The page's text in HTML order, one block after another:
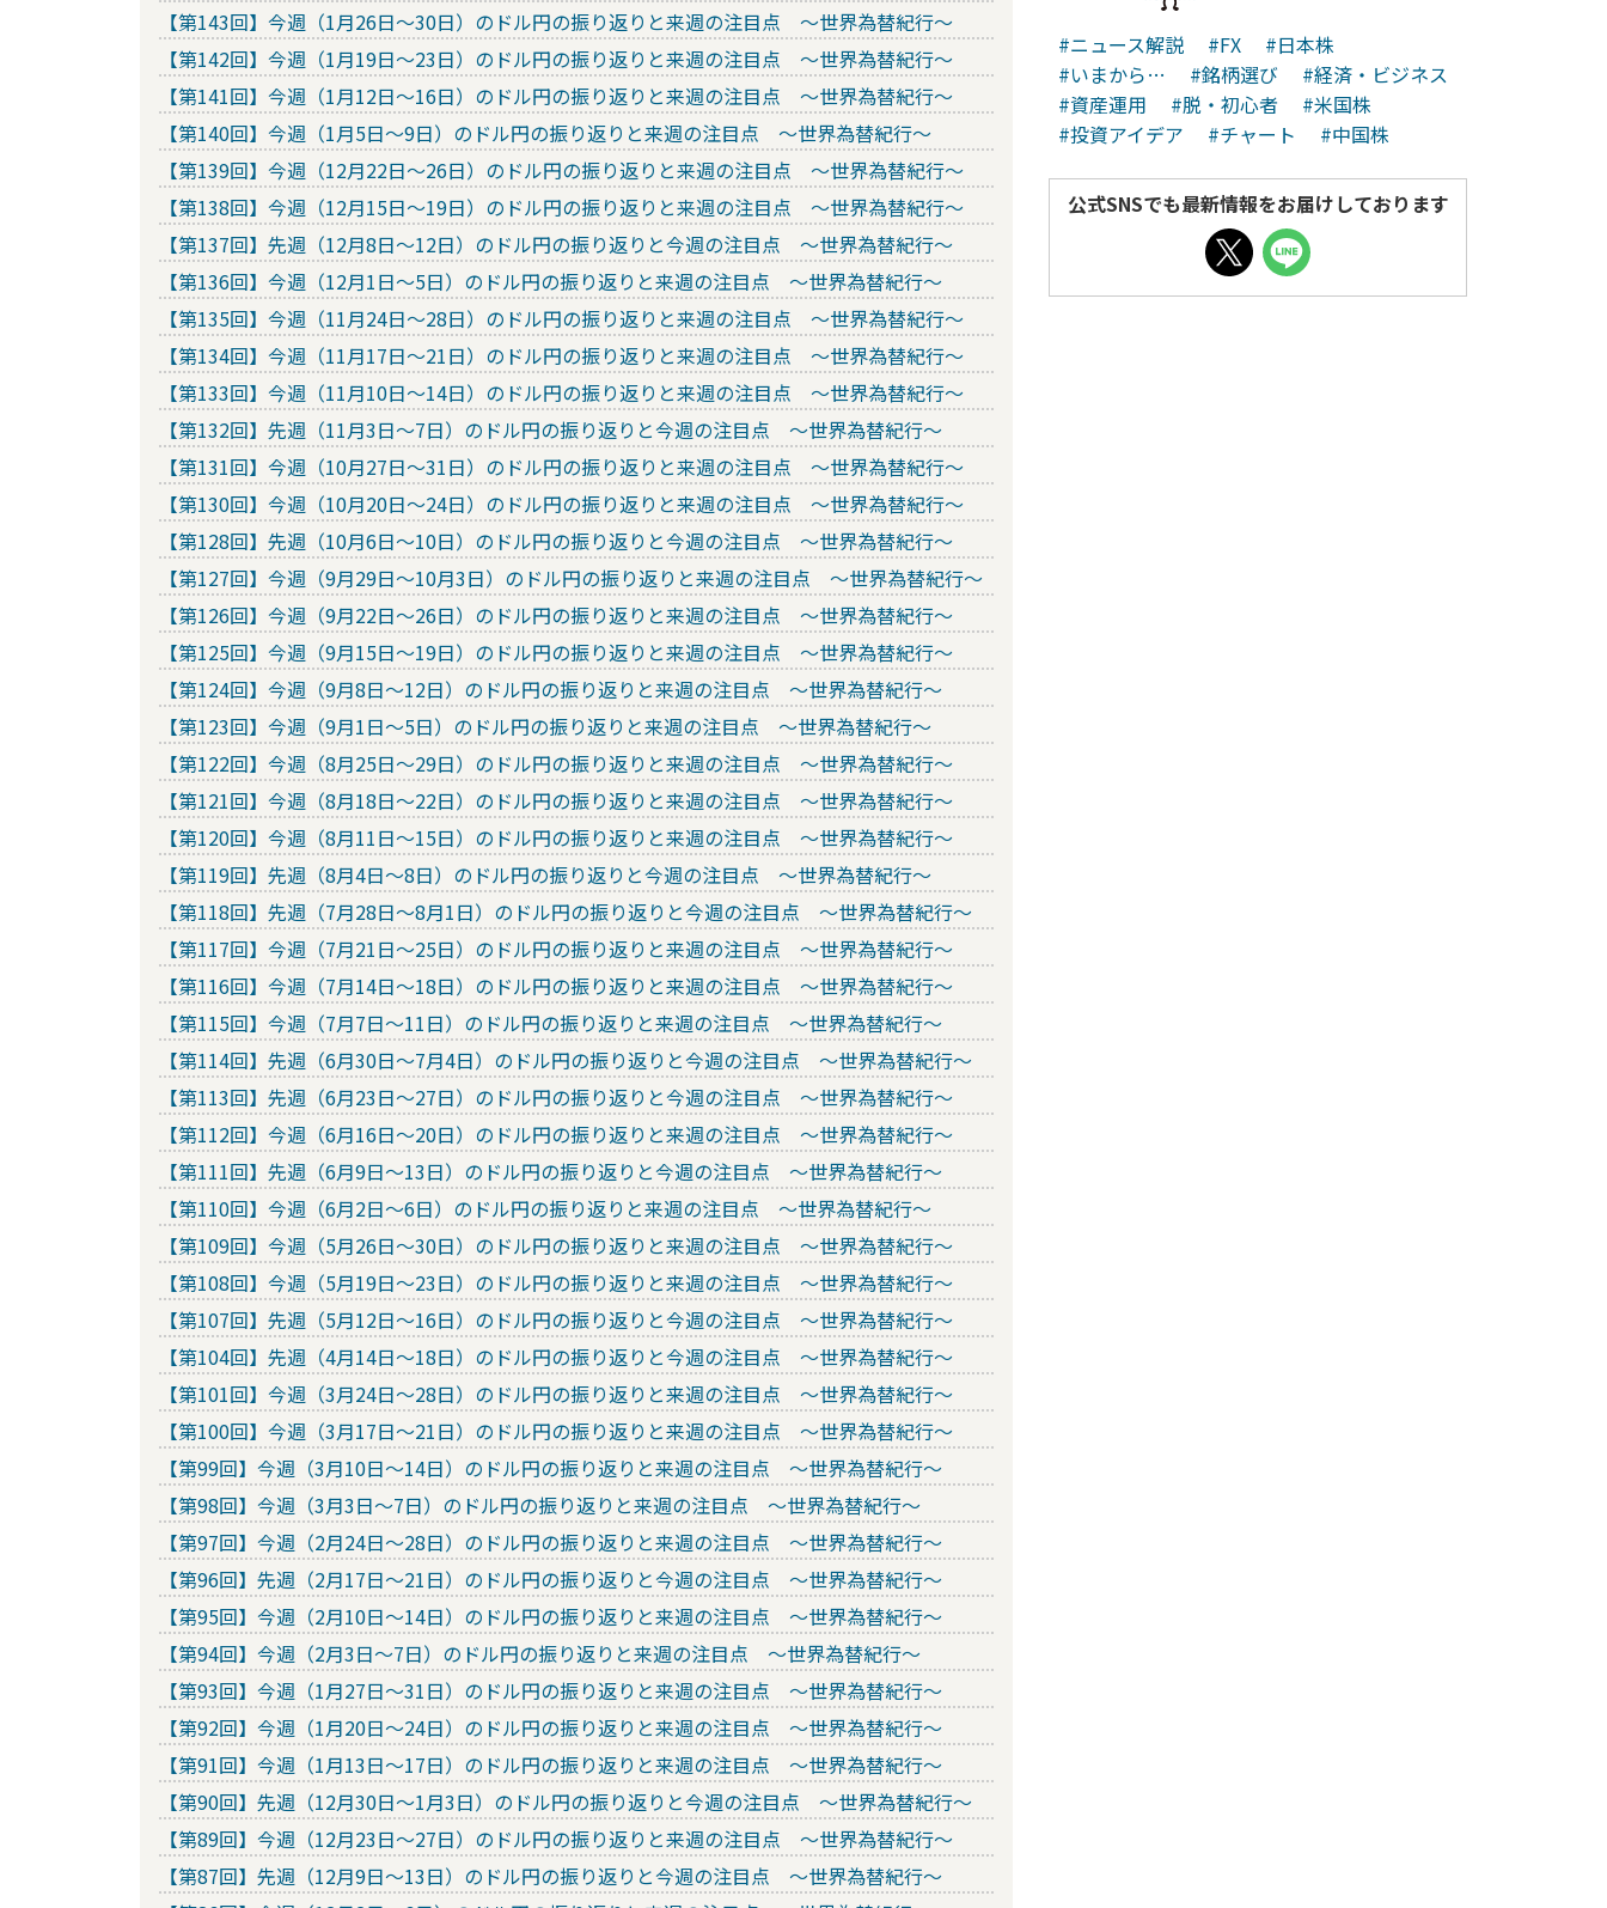
【第143回】今週（1月26日～30日）のドル円の振り返りと来週の注目点 ～世界為替紀行～
【第142回】今週（1月19日～23日）のドル円の振り返りと来週の注目点 ～世界為替紀行～
【第141回】今週（1月12日～16日）のドル円の振り返りと来週の注目点 ～世界為替紀行～
【第140回】今週（1月5日～9日）のドル円の振り返りと来週の注目点 ～世界為替紀行～
【第139回】今週（12月22日～26日）のドル円の振り返りと来週の注目点 ～世界為替紀行～
【第138回】今週（12月15日～19日）のドル円の振り返りと来週の注目点 ～世界為替紀行～
【第137回】先週（12月8日～12日）のドル円の振り返りと今週の注目点 ～世界為替紀行～
【第136回】今週（12月1日～5日）のドル円の振り返りと来週の注目点 ～世界為替紀行～
【第135回】今週（11月24日～28日）のドル円の振り返りと来週の注目点 ～世界為替紀行～
【第134回】今週（11月17日～21日）のドル円の振り返りと来週の注目点 ～世界為替紀行～
【第133回】今週（11月10日～14日）のドル円の振り返りと来週の注目点 ～世界為替紀行～
【第132回】先週（11月3日～7日）のドル円の振り返りと今週の注目点 ～世界為替紀行～
【第131回】今週（10月27日～31日）のドル円の振り返りと来週の注目点 ～世界為替紀行～
【第130回】今週（10月20日～24日）のドル円の振り返りと来週の注目点 ～世界為替紀行～
【第128回】先週（10月6日～10日）のドル円の振り返りと今週の注目点 ～世界為替紀行～
【第127回】今週（9月29日～10月3日）のドル円の振り返りと来週の注目点 ～世界為替紀行～
【第126回】今週（9月22日～26日）のドル円の振り返りと来週の注目点 ～世界為替紀行～
【第125回】今週（9月15日～19日）のドル円の振り返りと来週の注目点 ～世界為替紀行～
【第124回】今週（9月8日～12日）のドル円の振り返りと来週の注目点 ～世界為替紀行～
【第123回】今週（9月1日～5日）のドル円の振り返りと来週の注目点 ～世界為替紀行～
【第122回】今週（8月25日～29日）のドル円の振り返りと来週の注目点 ～世界為替紀行～
【第121回】今週（8月18日～22日）のドル円の振り返りと来週の注目点 ～世界為替紀行～
【第120回】今週（8月11日～15日）のドル円の振り返りと来週の注目点 ～世界為替紀行～
【第119回】先週（8月4日～8日）のドル円の振り返りと今週の注目点 ～世界為替紀行～
【第118回】先週（7月28日～8月1日）のドル円の振り返りと今週の注目点 ～世界為替紀行～
【第117回】今週（7月21日～25日）のドル円の振り返りと来週の注目点 ～世界為替紀行～
【第116回】今週（7月14日～18日）のドル円の振り返りと来週の注目点 ～世界為替紀行～
【第115回】今週（7月7日～11日）のドル円の振り返りと来週の注目点 ～世界為替紀行～
【第114回】先週（6月30日～7月4日）のドル円の振り返りと今週の注目点 ～世界為替紀行～
【第113回】先週（6月23日～27日）のドル円の振り返りと今週の注目点 ～世界為替紀行～
【第112回】今週（6月16日～20日）のドル円の振り返りと来週の注目点 ～世界為替紀行～
【第111回】先週（6月9日～13日）のドル円の振り返りと今週の注目点 ～世界為替紀行～
【第110回】今週（6月2日～6日）のドル円の振り返りと来週の注目点 ～世界為替紀行～
【第109回】今週（5月26日～30日）のドル円の振り返りと来週の注目点 ～世界為替紀行～
【第108回】今週（5月19日～23日）のドル円の振り返りと来週の注目点 ～世界為替紀行～
【第107回】先週（5月12日～16日）のドル円の振り返りと今週の注目点 ～世界為替紀行～
【第104回】先週（4月14日～18日）のドル円の振り返りと今週の注目点 ～世界為替紀行～
【第101回】今週（3月24日～28日）のドル円の振り返りと来週の注目点 ～世界為替紀行～
【第100回】今週（3月17日～21日）のドル円の振り返りと来週の注目点 ～世界為替紀行～
【第99回】今週（3月10日～14日）のドル円の振り返りと来週の注目点 ～世界為替紀行～
【第98回】今週（3月3日～7日）のドル円の振り返りと来週の注目点 ～世界為替紀行～
【第97回】今週（2月24日～28日）のドル円の振り返りと来週の注目点 ～世界為替紀行～
【第96回】先週（2月17日～21日）のドル円の振り返りと今週の注目点 ～世界為替紀行～
【第95回】今週（2月10日～14日）のドル円の振り返りと来週の注目点 ～世界為替紀行～
【第94回】今週（2月3日～7日）のドル円の振り返りと来週の注目点 ～世界為替紀行～
【第93回】今週（1月27日～31日）のドル円の振り返りと来週の注目点 ～世界為替紀行～
【第92回】今週（1月20日～24日）のドル円の振り返りと来週の注目点 ～世界為替紀行～
【第91回】今週（1月13日～17日）のドル円の振り返りと来週の注目点 ～世界為替紀行～
【第90回】先週（12月30日～1月3日）のドル円の振り返りと今週の注目点 ～世界為替紀行～
【第89回】今週（12月23日～27日）のドル円の振り返りと来週の注目点 ～世界為替紀行～
【第87回】先週（12月9日～13日）のドル円の振り返りと今週の注目点 ～世界為替紀行～
#ニュース解説 #FX
#日本株
#いまから…
#銘柄選び
#経済・ビジネス
#資産運用
#脱・初心者
#米国株
#投資アイデア
#チャート #中国株
公式SNSでも最新情報をお届けしております